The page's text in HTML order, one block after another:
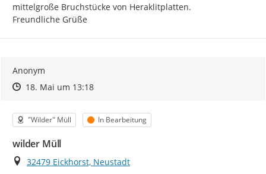
mittelgroße Bruchstücke von Heraklitplatten.
Freundliche Grüße
Anonym
Zeitpunkt des Erstellens
Zeitpunkt des Erstellens
18. Mai um 13:18Zur Äußerung
Kategorie
"Wilder" Müll Status
In Bearbeitung
wilder Müll
Ort
32479 Eickhorst, Neustadt